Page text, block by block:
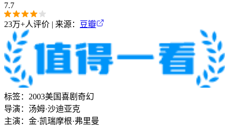
7.7
23万+人评价 | 来源： 豆瓣
标签： 2003美国喜剧 奇幻
导演： 汤姆·沙迪亚克
主演： 金·凯瑞摩根·弗里曼